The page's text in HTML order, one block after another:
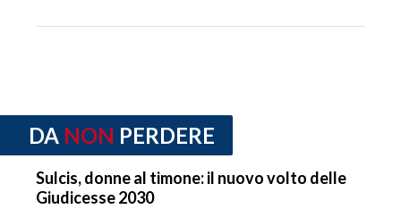
DA NON PERDERE
Sulcis, donne al timone: il nuovo volto delle
Giudicesse 2030